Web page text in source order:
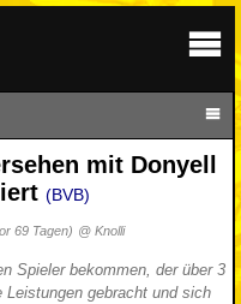
mit Donyell
(BVB)
69 Tagen) @ Knolli
Spieler bekommen, der über 3
gebracht und sich